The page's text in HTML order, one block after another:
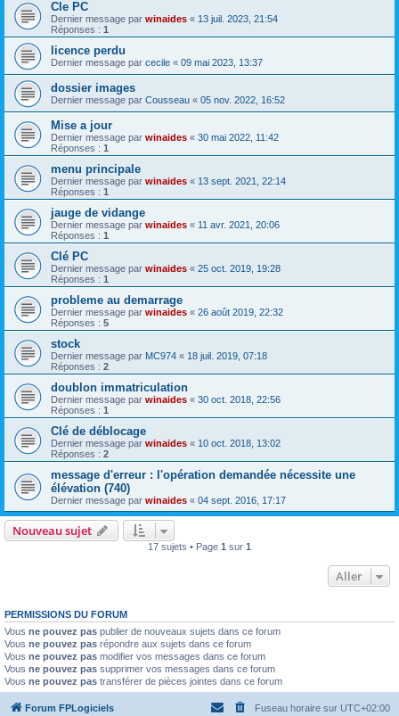
Cle PC
Dernier message par winaides « 13 juil. 2023, 21:54
Réponses : 1
licence perdu
Dernier message par cecile « 09 mai 2023, 13:37
dossier images
Dernier message par Cousseau « 05 nov. 2022, 16:52
Mise a jour
Dernier message par winaides « 30 mai 2022, 11:42
Réponses : 1
menu principale
Dernier message par winaides « 13 sept. 2021, 22:14
Réponses : 1
jauge de vidange
Dernier message par winaides « 11 avr. 2021, 20:06
Réponses : 1
Clé PC
Dernier message par winaides « 25 oct. 2019, 19:28
Réponses : 1
probleme au demarrage
Dernier message par winaides « 26 août 2019, 22:32
Réponses : 5
stock
Dernier message par MC974 « 18 juil. 2019, 07:18
Réponses : 2
doublon immatriculation
Dernier message par winaides « 30 oct. 2018, 22:56
Réponses : 1
Clé de déblocage
Dernier message par winaides « 10 oct. 2018, 13:02
Réponses : 2
message d'erreur : l'opération demandée nécessite une
élévation (740)
Dernier message par winaides « 04 sept. 2016, 17:17
Nouveau sujet
17 sujets • Page 1 sur 1
Aller
PERMISSIONS DU FORUM
Vous ne pouvez pas publier de nouveaux sujets dans ce forum
Vous ne pouvez pas répondre aux sujets dans ce forum
Vous ne pouvez pas modifier vos messages dans ce forum
Vous ne pouvez pas supprimer vos messages dans ce forum
Vous ne pouvez pas transférer de pièces jointes dans ce forum
Forum FPLogiciels Fuseau horaire sur UTC+02:00